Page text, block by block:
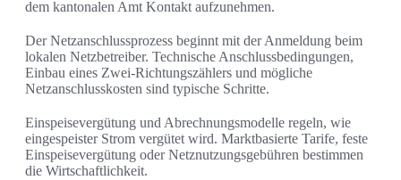
dem kantonalen Amt Kontakt aufzunehmen.
Der Netzanschlussprozess beginnt mit der Anmeldung beim
lokalen Netzbetreiber. Technische Anschlussbedingungen,
Einbau eines Zwei-Richtungszählers und mögliche
Netzanschlusskosten sind typische Schritte.
Einspeisevergütung und Abrechnungsmodelle regeln, wie
eingespeister Strom vergütet wird. Marktbasierte Tarife, feste
Einspeisevergütung oder Netznutzungsgebühren bestimmen
die Wirtschaftlichkeit.